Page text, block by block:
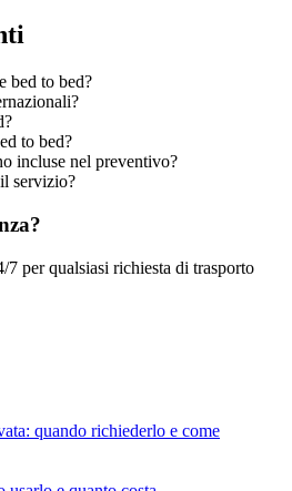
bed to bed?
to bed?
incluse nel preventivo?
servizio?
7 per qualsiasi richiesta di trasporto
quando richiederlo e come